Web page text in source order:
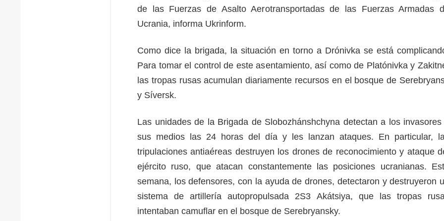
de las Fuerzas de Asalto Aerotransportadas de las Fuerzas Armadas
Ucrania, informa Ukrinform.
Como dice la brigada, la situación en torno a Drónivka se está
Para tomar el control de este asentamiento, así como de Platónivka y
las tropas rusas acumulan diariamente recursos en el bosque de
y Síversk.
Las unidades de la Brigada de Slobozhánshchyna detectan a los invasores
sus medios las 24 horas del día y les lanzan ataques. En particular,
tripulaciones antiaéreas destruyen los drones de reconocimiento y ataque
ejército ruso, que atacan constantemente las posiciones ucranianas.
semana, los defensores, con la ayuda de drones, detectaron y destruyeron
sistema de artillería autopropulsada 2S3 Akátsiya, que las tropas
intentaban camuflar en el bosque de Serebryansky.